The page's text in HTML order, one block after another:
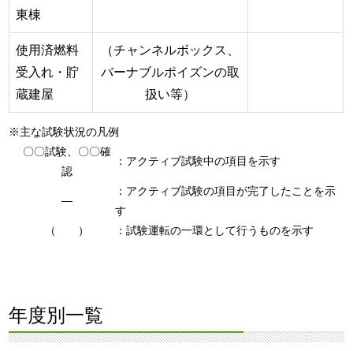
東棟
使用済燃料
受入れ・貯
蔵建屋
（チャンネルボックス、
バーナブルポイズンの取
扱い等）
※主な試験状況の凡例
〇〇試験、〇〇確
認
：アクティブ試験中の項目を示す
―
：アクティブ試験の項目が完了したことを示
す
（ ）
：試験運転の一環として行うものを示す
年度別一覧